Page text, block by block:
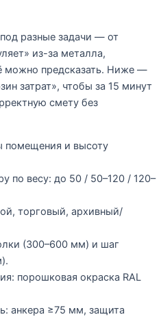
разные задачи — от
из-за металла,
можно предсказать. Ниже —
затрат», чтобы за 15 минут
смету без
помещения и высоту
по весу: до 50 / 50–120 / 120–
торговый, архивный/
(300–600 мм) и шаг
порошковая окраска RAL
анкера ≥75 мм, защита